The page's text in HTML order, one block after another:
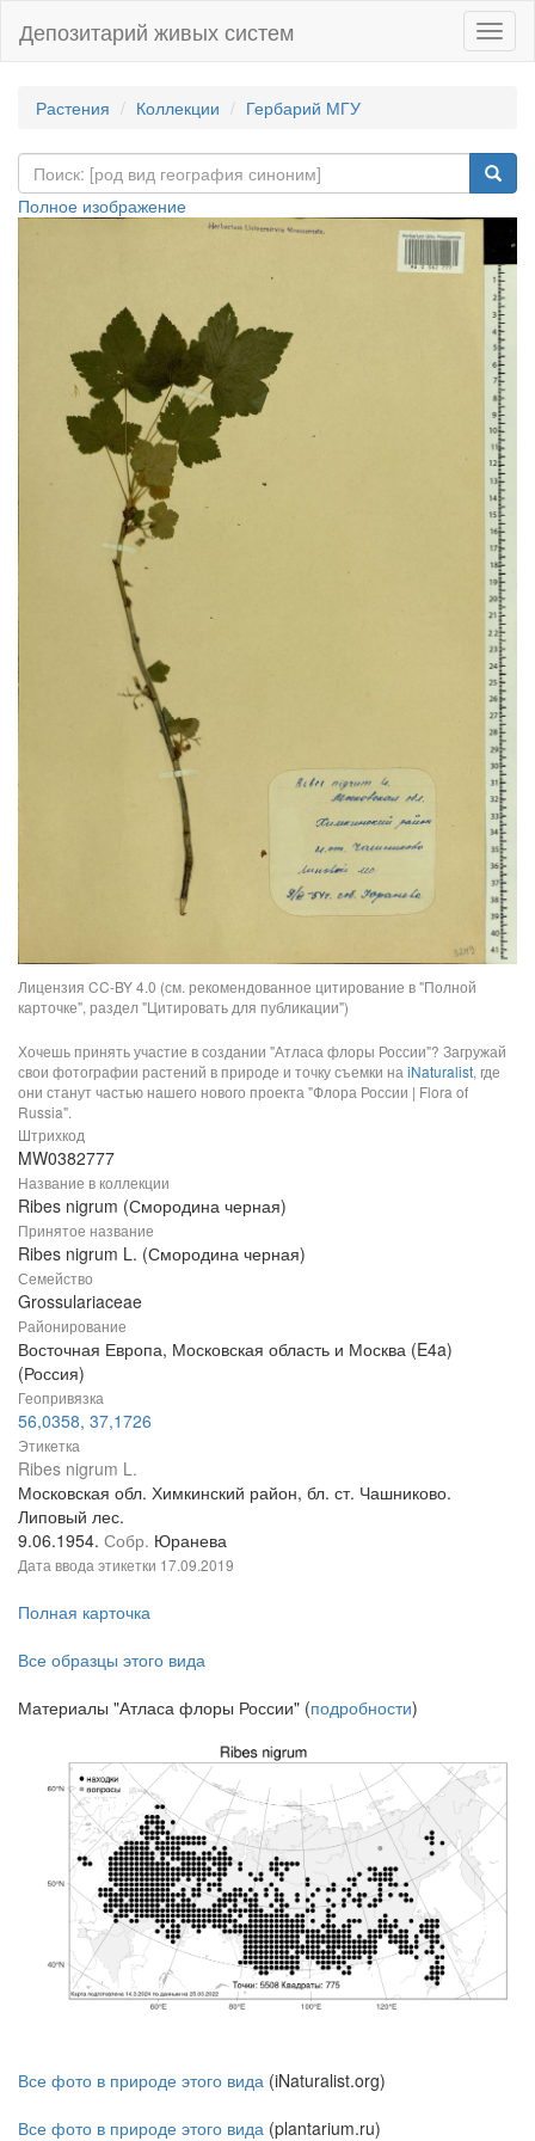
Депозитарий живых систем
Растения Коллекции Гербарий МГУ
Полное изображение
Лицензия CC-BY 4.0 (см. рекомендованное цитирование в "Полной
карточке", раздел "Цитировать для публикации")
Хочешь принять участие в создании "Атласа флоры России"? Загружай
свои фотографии растений в природе и точку съемки на iNaturalist, где
они станут частью нашего нового проекта "Флора России | Flora of
Russia".
Штрихкод
MW0382777
Название в коллекции
Ribes nigrum (Смородина черная)
Принятое название
Ribes nigrum L. (Смородина черная)
Семейство
Grossulariaceae
Районирование
Восточная Европа, Московская область и Москва (E4a)
(Россия)
Геопривязка
56,0358, 37,1726
Этикетка
Ribes nigrum L.
Московская обл. Химкинский район, бл. ст. Чашниково.
Липовый лес.
9.06.1954. Собр. Юранева
Дата ввода этикетки 17.09.2019
Полная карточка
Все образцы этого вида
Материалы "Атласа флоры России" (подробности)
Все фото в природе этого вида (iNaturalist.org)
Все фото в природе этого вида (plantarium.ru)